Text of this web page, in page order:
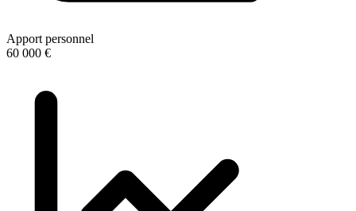
Apport personnel
60 000 €